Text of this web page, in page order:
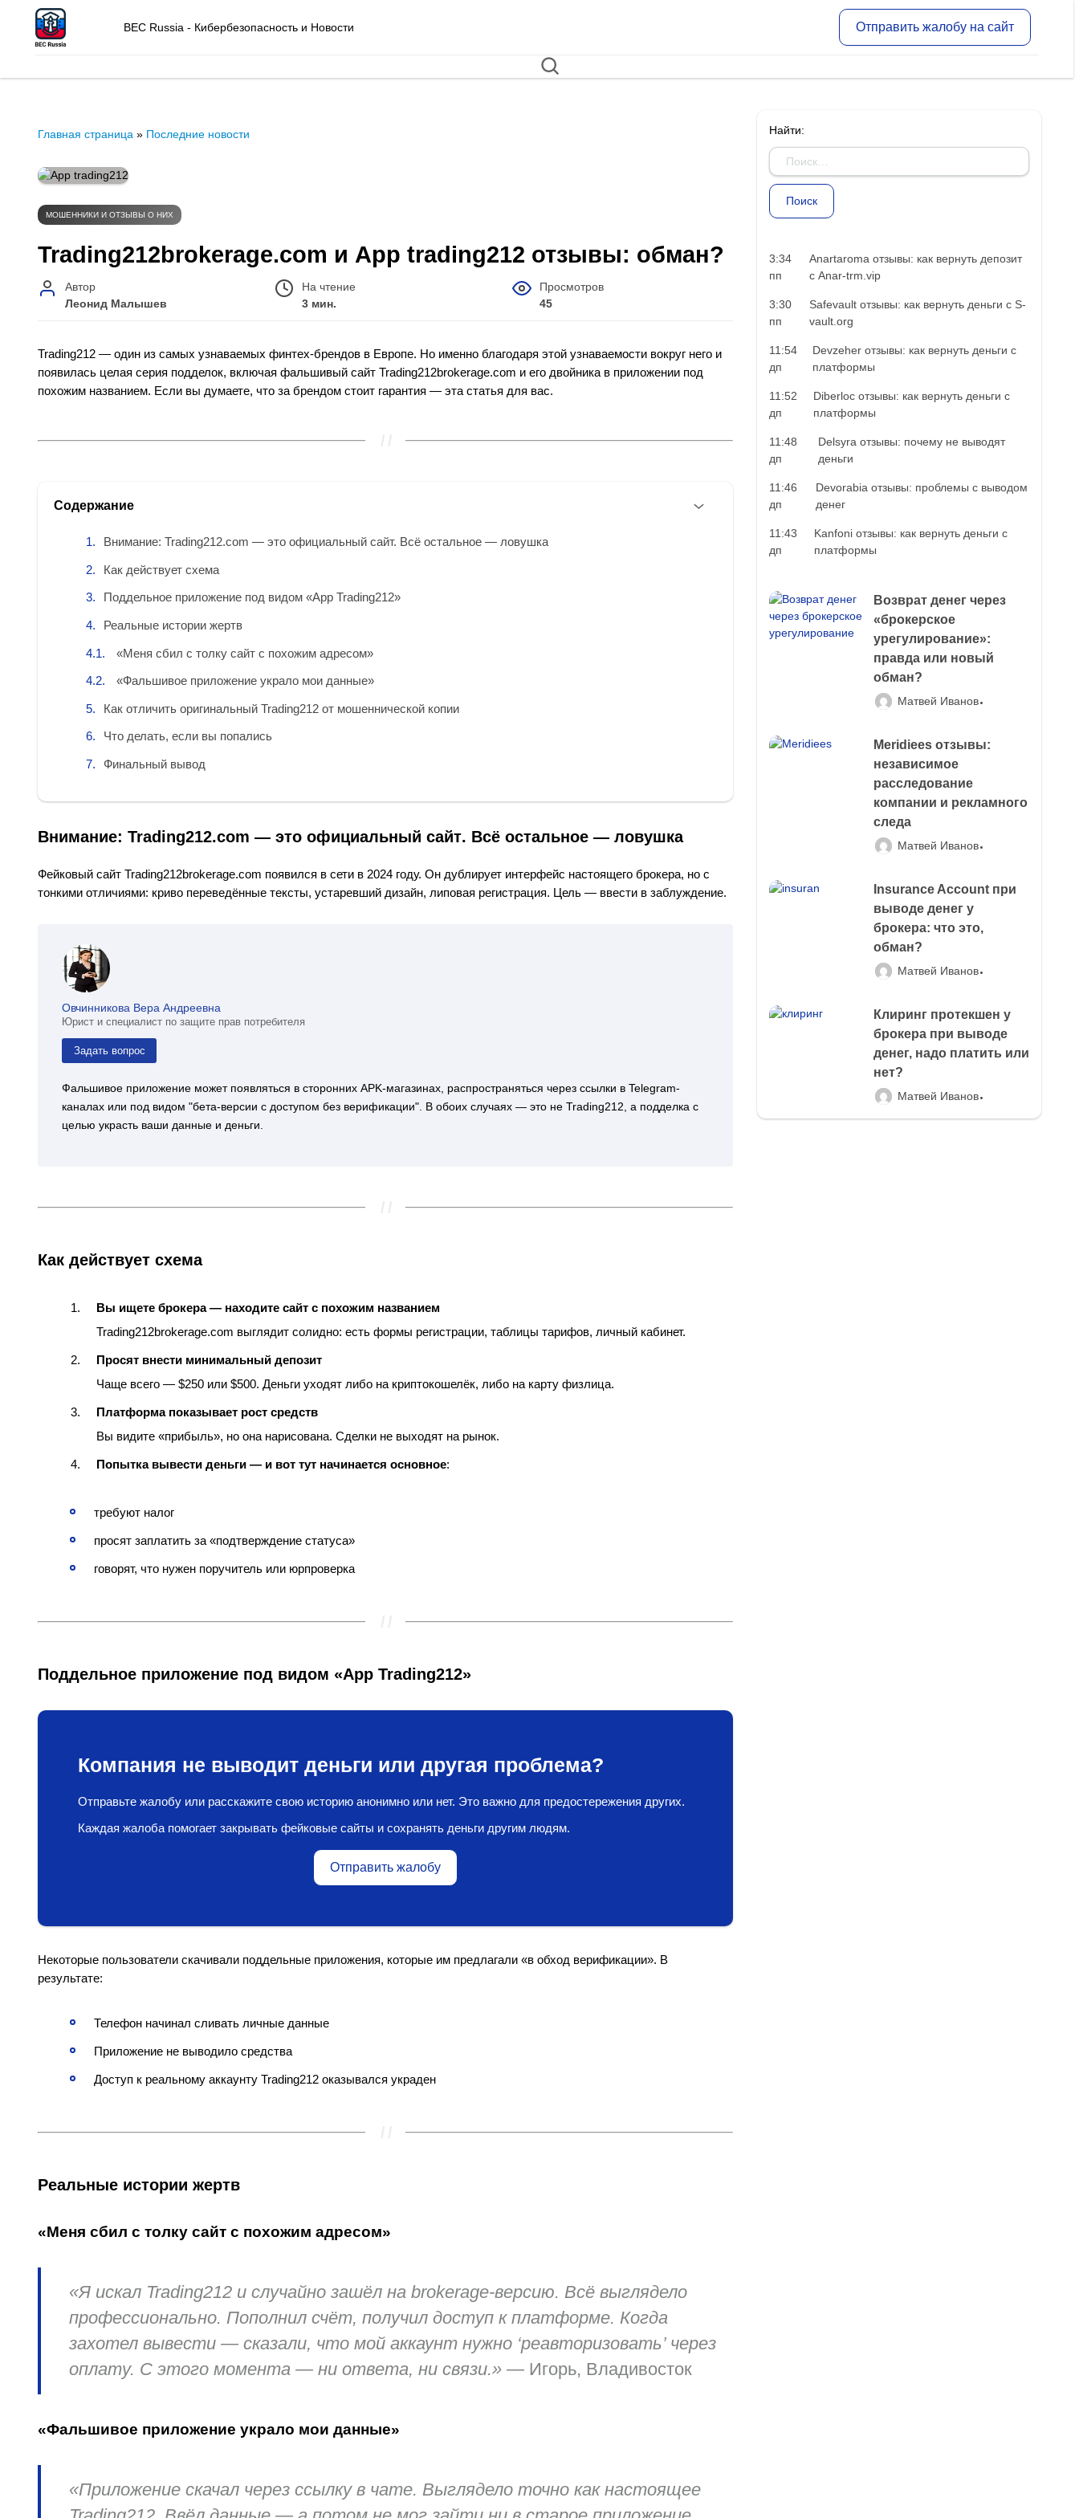
BEC Russia - Кибербезопасность и Новости Отправить жалобу на сайт
Главная страница » Последние новости
МОШЕННИКИ И ОТЗЫВЫ О НИХ
Trading212brokerage.com и App trading212 отзывы: обман?
Автор
Леонид Малышев
На чтение
3 мин.
Просмотров
45
Trading212 — один из самых узнаваемых финтех-брендов в Европе. Но именно благодаря этой узнаваемости вокруг него и
появилась целая серия подделок, включая фальшивый сайт Trading212brokerage.com и его двойника в приложении под
похожим названием. Если вы думаете, что за брендом стоит гарантия — эта статья для вас.
Содержание
Внимание: Trading212.com — это официальный сайт. Всё остальное — ловушка
Как действует схема
Поддельное приложение под видом «App Trading212»
Реальные истории жертв
«Меня сбил с толку сайт с похожим адресом»
«Фальшивое приложение украло мои данные»
Как отличить оригинальный Trading212 от мошеннической копии
Что делать, если вы попались
Финальный вывод
Внимание: Trading212.com — это официальный сайт. Всё остальное — ловушка
Фейковый сайт Trading212brokerage.com появился в сети в 2024 году. Он дублирует интерфейс настоящего брокера, но с
тонкими отличиями: криво переведённые тексты, устаревший дизайн, липовая регистрация. Цель — ввести в заблуждение.
Овчинникова Вера Андреевна
Юрист и специалист по защите прав потребителя
Задать вопрос
Фальшивое приложение может появляться в сторонних APK-магазинах, распространяться через ссылки в Telegram-
каналах или под видом "бета-версии с доступом без верификации". В обоих случаях — это не Trading212, а подделка с
целью украсть ваши данные и деньги.
Как действует схема
Вы ищете брокера — находите сайт с похожим названием
Trading212brokerage.com выглядит солидно: есть формы регистрации, таблицы тарифов, личный кабинет.
Просят внести минимальный депозит
Чаще всего — $250 или $500. Деньги уходят либо на криптокошелёк, либо на карту физлица.
Платформа показывает рост средств
Вы видите «прибыль», но она нарисована. Сделки не выходят на рынок.
Попытка вывести деньги — и вот тут начинается основное:
требуют налог
просят заплатить за «подтверждение статуса»
говорят, что нужен поручитель или юрпроверка
Поддельное приложение под видом «App Trading212»
Компания не выводит деньги или другая проблема?
Отправьте жалобу или расскажите свою историю анонимно или нет. Это важно для предостережения других.
Каждая жалоба помогает закрывать фейковые сайты и сохранять деньги другим людям.
Отправить жалобу
Некоторые пользователи скачивали поддельные приложения, которые им предлагали «в обход верификации». В
результате:
Телефон начинал сливать личные данные
Приложение не выводило средства
Доступ к реальному аккаунту Trading212 оказывался украден
Реальные истории жертв
«Меня сбил с толку сайт с похожим адресом»
«Я искал Trading212 и случайно зашёл на brokerage-версию. Всё выглядело
профессионально. Пополнил счёт, получил доступ к платформе. Когда
захотел вывести — сказали, что мой аккаунт нужно ‘реавторизовать’ через
оплату. С этого момента — ни ответа, ни связи.» — Игорь, Владивосток
«Фальшивое приложение украло мои данные»
«Приложение скачал через ссылку в чате. Выглядело точно как настоящее
Найти:
3:34
пп
Anartaroma отзывы: как вернуть депозит
с Anar-trm.vip
3:30
пп
Safevault отзывы: как вернуть деньги с S-
vault.org
11:54
дп
Devzeher отзывы: как вернуть деньги с
платформы
11:52
дп
Diberloc отзывы: как вернуть деньги с
платформы
11:48
дп
Delsyra отзывы: почему не выводят
деньги
11:46
дп
Devorabia отзывы: проблемы с выводом
денег
11:43
дп
Kanfoni отзывы: как вернуть деньги с
платформы
Возврат денег через
«брокерское
урегулирование»:
правда или новый
обман?
Матвей Иванов
Meridiees отзывы:
независимое
расследование
компании и рекламного
следа
Матвей Иванов
Insurance Account при
выводе денег у
брокера: что это,
обман?
Матвей Иванов
Клиринг протекшен у
брокера при выводе
денег, надо платить или
нет?
Матвей Иванов